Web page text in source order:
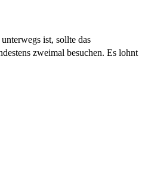
ist, sollte das
zweimal besuchen. Es lohnt